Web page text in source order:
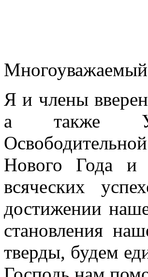
Я и члены
а также
Нового Года и
всяческих
достижении
становления
тверды, будем